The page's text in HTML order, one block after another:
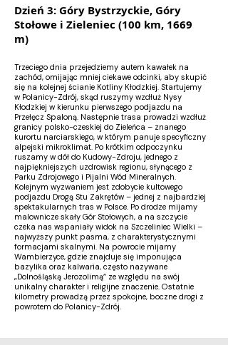
Dzień 3: Góry Bystrzyckie, Góry
Stołowe i Zieleniec (100 km, 1669
m)
Trzeciego dnia przejedziemy autem kawałek na
zachód, omijając mniej ciekawe odcinki, aby skupić
się na kolejnej ścianie Kotliny Kłodzkiej. Startujemy
w Polanicy-Zdrój, skąd ruszymy wzdłuż Nysy
Kłodzkiej w kierunku pierwszego podjazdu na
Przełęcz Spaloną. Następnie trasa prowadzi wzdłuż
granicy polsko-czeskiej do Zieleńca – znanego
kurortu narciarskiego, w którym panuje specyficzny
alpejski mikroklimat. Po krótkim odpoczynku
ruszamy w dół do Kudowy-Zdroju, jednego z
najpiękniejszych uzdrowisk regionu, słynącego z
Parku Zdrojowego i Pijalni Wód Mineralnych.
Kolejnym wyzwaniem jest zdobycie kultowego
podjazdu Drogą Stu Zakrętów – jednej z najbardziej
spektakularnych tras w Polsce. Po drodze mijamy
malownicze skały Gór Stołowych, a na szczycie
czeka nas wspaniały widok na Szczeliniec Wielki –
najwyższy punkt pasma, z charakterystycznymi
formacjami skalnymi. Na powrocie mijamy
Wambierzyce, gdzie znajduje się imponująca
bazylika oraz kalwaria, często nazywane
„Dolnośląską Jerozolimą” ze względu na swój
unikalny charakter i religijne znaczenie. Ostatnie
kilometry prowadzą przez spokojne, boczne drogi z
powrotem do Polanicy-Zdrój.